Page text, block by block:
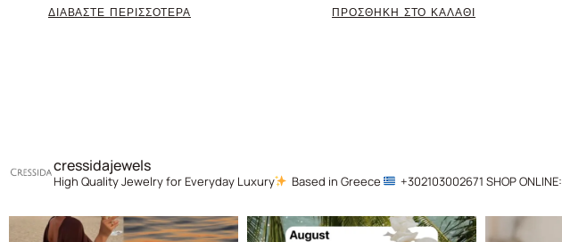
ΔΙΑΒΑΣΤΕ ΠΕΡΙΣΣΟΤΕΡΑ ΠΡΟΣΘΗΚΗ ΣΤΟ ΚΑΛΑΘΙ
cressidajewels
High Quality Jewelry for Everyday Luxury Based in Greece +302103002671 SHOP ONLINE: